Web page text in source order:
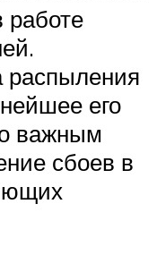
работе
распыления
его
важным
сбоев в